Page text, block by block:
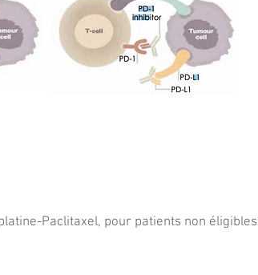
Paclitaxel, pour patients non éligibles